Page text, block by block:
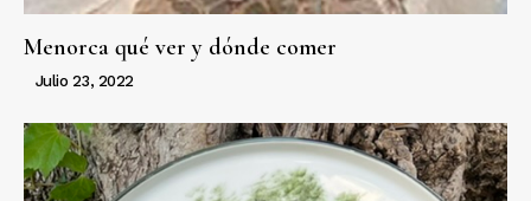
Menorca qué ver y dónde comer
Julio 23, 2022